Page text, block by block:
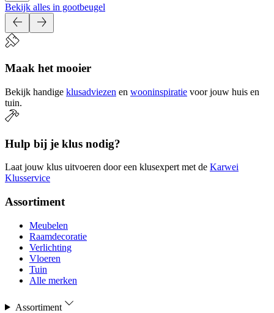
Bekijk alles in gootbeugel
Maak het mooier
Bekijk handige klusadviezen en wooninspiratie voor jouw huis en
tuin.
Hulp bij je klus nodig?
Laat jouw klus uitvoeren door een klusexpert met de Karwei
Klusservice
Assortiment
Meubelen
Raamdecoratie
Verlichting
Vloeren
Tuin
Alle merken
Assortiment